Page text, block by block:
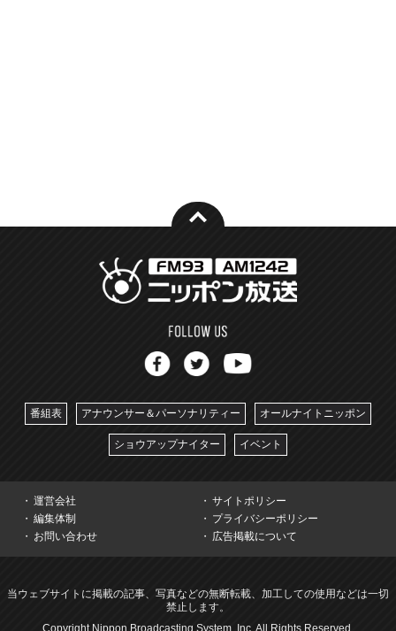
番組表 アナウンサー＆パーソナリティー オールナイトニッポン
ショウアップナイター イベント
運営会社
サイトポリシー
編集体制
プライバシーポリシー
お問い合わせ
広告掲載について
当ウェブサイトに掲載の記事、写真などの無断転載、加工しての使用などは一切
禁止します。
Copyright Nippon Broadcasting System, Inc. All Rights Reserved.